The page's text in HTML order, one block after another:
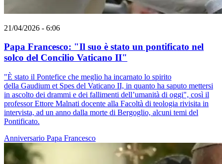
21/04/2026 - 6:06
Papa Francesco: "Il suo è stato un pontificato nel
solco del Concilio Vaticano II"
"È stato il Pontefice che meglio ha incarnato lo spirito
della Gaudium et Spes del Vaticano II, in quanto ha saputo mettersi
in ascolto dei drammi e dei fallimenti dell’umanità di oggi", così il
professor Ettore Malnati docente alla Facoltà di teologia rivisita in
intervista, ad un anno dalla morte di Bergoglio, alcuni temi del
Pontificato.
Anniversario Papa Francesco